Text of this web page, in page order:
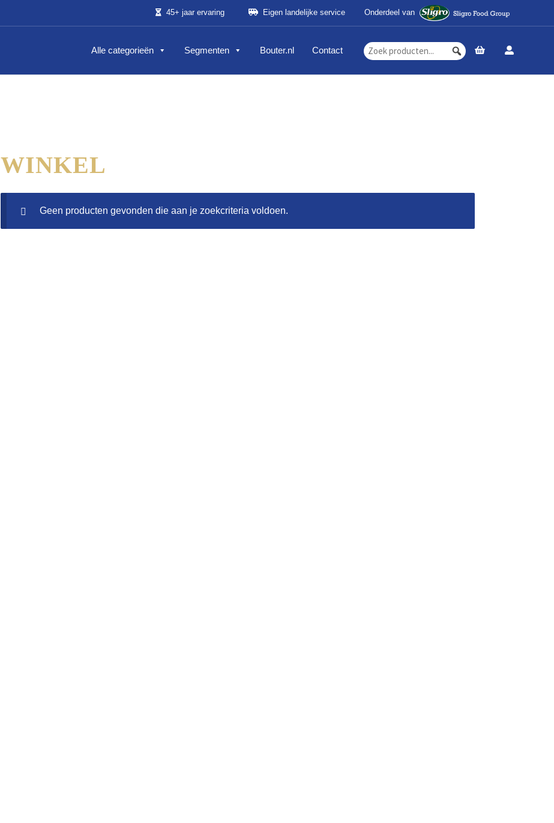
45+ jaar ervaring Eigen landelijke service Onderdeel van
Alle categorieën Segmenten Bouter.nl Contact
WINKEL
Geen producten gevonden die aan je zoekcriteria voldoen.